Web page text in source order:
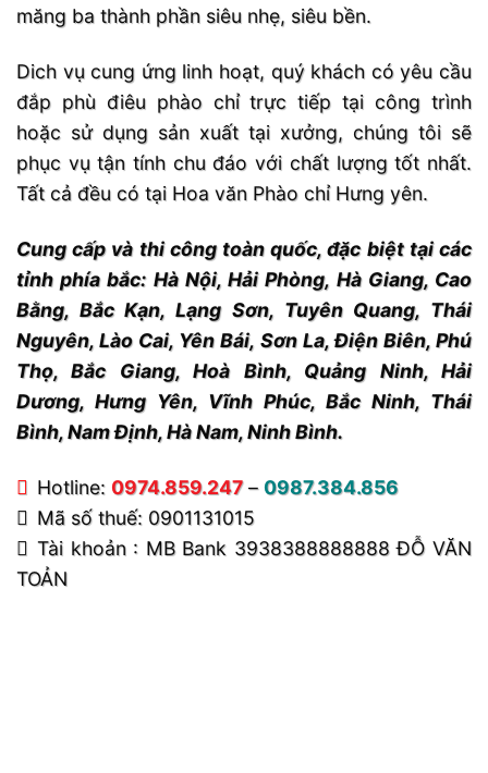
măng ba thành phần siêu nhẹ, siêu bền.
Dich vụ cung ứng linh hoạt, quý khách có yêu cầu
đắp phù điêu phào chỉ trực tiếp tại công trình
hoặc sử dụng sản xuất tại xưởng, chúng tôi sẽ
phục vụ tận tính chu đáo với chất lượng tốt nhất.
Tất cả đều có tại Hoa văn Phào chỉ Hưng yên.
Cung cấp và thi công toàn quốc, đặc biệt tại các
tỉnh phía bắc: Hà Nội, Hải Phòng, Hà Giang, Cao
Bằng, Bắc Kạn, Lạng Sơn, Tuyên Quang, Thái
Nguyên, Lào Cai, Yên Bái, Sơn La, Điện Biên, Phú
Thọ, Bắc Giang, Hoà Bình, Quảng Ninh, Hải
Dương, Hưng Yên, Vĩnh Phúc, Bắc Ninh, Thái
Bình, Nam Định, Hà Nam, Ninh Bình.
Hotline: 0974.859.247– 0987.384.856
Mã số thuế: 0901131015
Tài khoản : MB Bank 3938388888888 ĐỖ VĂN
TOẢN